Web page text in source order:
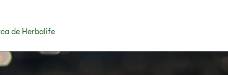
de Herbalife